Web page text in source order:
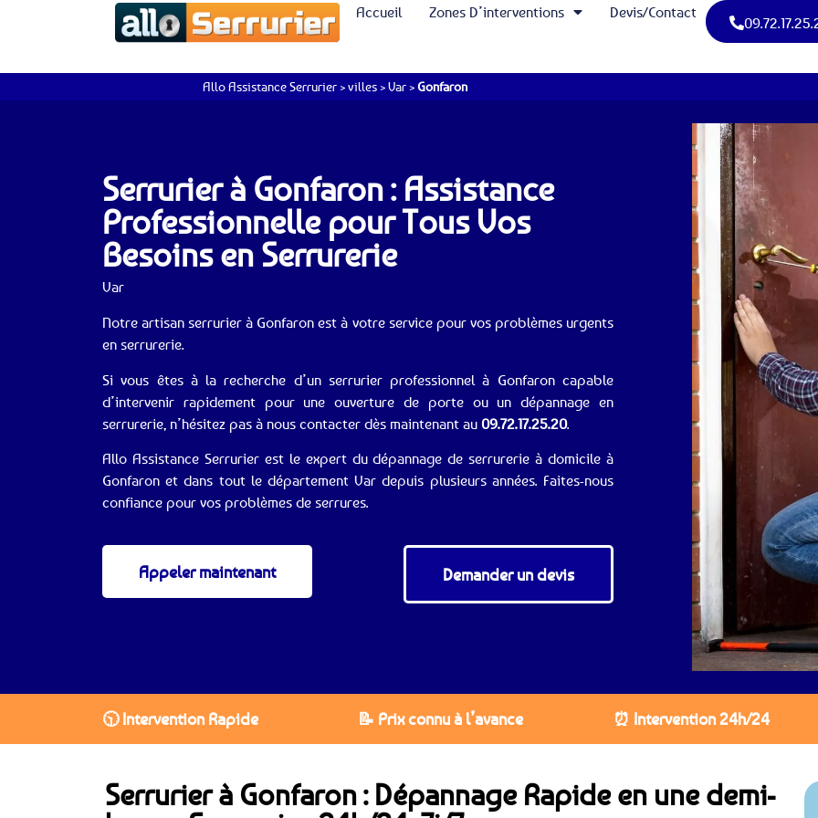
Accueil Zones D’interventions Devis/Contact
Allo Assistance Serrurier >villes >Var >Gonfaron
Serrurier à Gonfaron : Assistance
Professionnelle pour Tous Vos
Besoins en Serrurerie
Var
Notre artisan serrurier à Gonfaron est à votre service pour vos problèmes urgents
en serrurerie.
Si vous êtes à la recherche d’un serrurier professionnel à Gonfaron capable
d’intervenir rapidement pour une ouverture de porte ou un dépannage en
serrurerie, n’hésitez pas à nous contacter dès maintenant au 09.72.17.25.20.
Allo Assistance Serrurier est le expert du dépannage de serrurerie à domicile à
Gonfaron et dans tout le département Var depuis plusieurs années. Faites-nous
confiance pour vos problèmes de serrures.
Appeler maintenant Demander un devis
🕥 Intervention Rapide 📝 Prix connu à l’avance ⏰ Intervention 24h/24
Serrurier à Gonfaron : Dépannage Rapide en une demi-